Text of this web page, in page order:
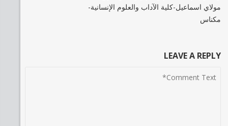
مولاي اسماعيل-كلية الآداب والعلوم الإنسانية-
مكناس
LEAVE A REPLY